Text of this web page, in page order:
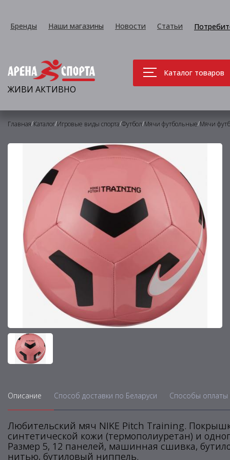
Бренды Наши магазины Новости Статьи
ЖИВИ АКТИВНО
Каталог товаров
Главная/Каталог/Игровые виды спорта/Футбол/Мячи футбольные/Мячи
Описание Способ доставки по Беларуси Способы оплаты
Любительский мяч NIKE Pitch Training.
синтетической кожи (термополиуретан) и
Размер 5, 12 панелей, машинная сшивка,
нитью, бутиловый ниппель.